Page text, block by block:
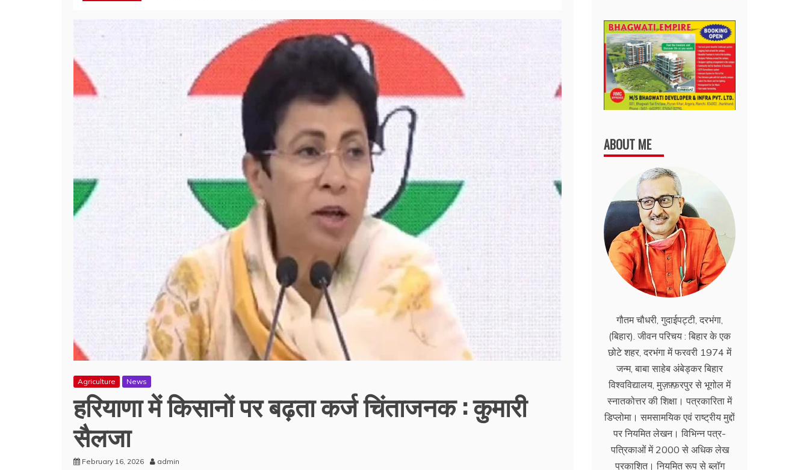
Agriculture News
हरियाणा में किसानों पर बढ़ता कर्ज चिंताजनक : कुमारी
सैलजा
February 16, 2026 admin
ABOUT ME
गौतम चौधरी, गुदाईपट्टी, दरभंगा,
(बिहार). जीवन परिचय : बिहार के एक
छोटे शहर, दरभंगा में फरवरी 1974 में
जन्म, बाबा साहेब अंबेड्कर बिहार
विश्वविद्यालय, मुज़फ़्फ़रपुर से भूगोल में
स्नातकोत्तर की शिक्षा। पत्रकारिता में
डिप्लोमा। समसामयिक एवं राष्ट्रीय मुद्दों
पर नियमित लेखन। विभिन्न पत्र-
पत्रिकाओं में 2000 से अधिक लेख
प्रकाशित। नियमित रूप से ब्लाॅग